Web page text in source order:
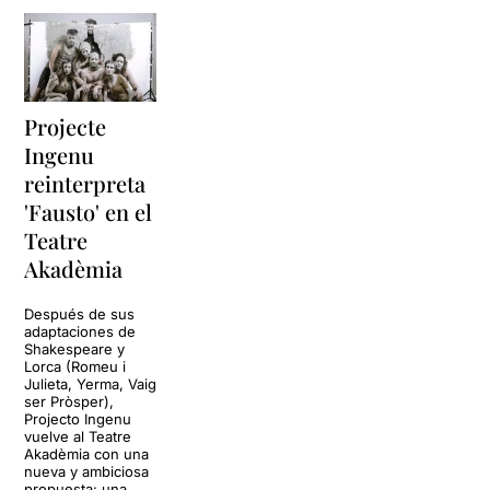
Projecte
Ingenu
reinterpreta
'Fausto' en el
Teatre
Akadèmia
Después de sus
adaptaciones de
Shakespeare y
Lorca (Romeu i
Julieta, Yerma, Vaig
ser Pròsper),
Projecto Ingenu
vuelve al Teatre
Akadèmia con una
nueva y ambiciosa